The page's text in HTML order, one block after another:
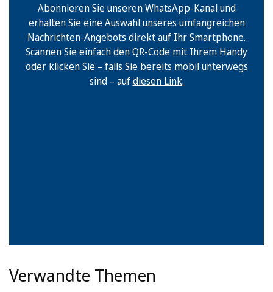
Abonnieren Sie unseren WhatsApp-Kanal und
erhalten Sie eine Auswahl unseres umfangreichen
Nachrichten-Angebots direkt auf Ihr Smartphone.
Scannen Sie einfach den QR-Code mit Ihrem Handy
oder klicken Sie – falls Sie bereits mobil unterwegs
sind – aufdiesen Link.
Verwandte Themen